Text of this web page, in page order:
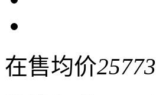
在售均价25773